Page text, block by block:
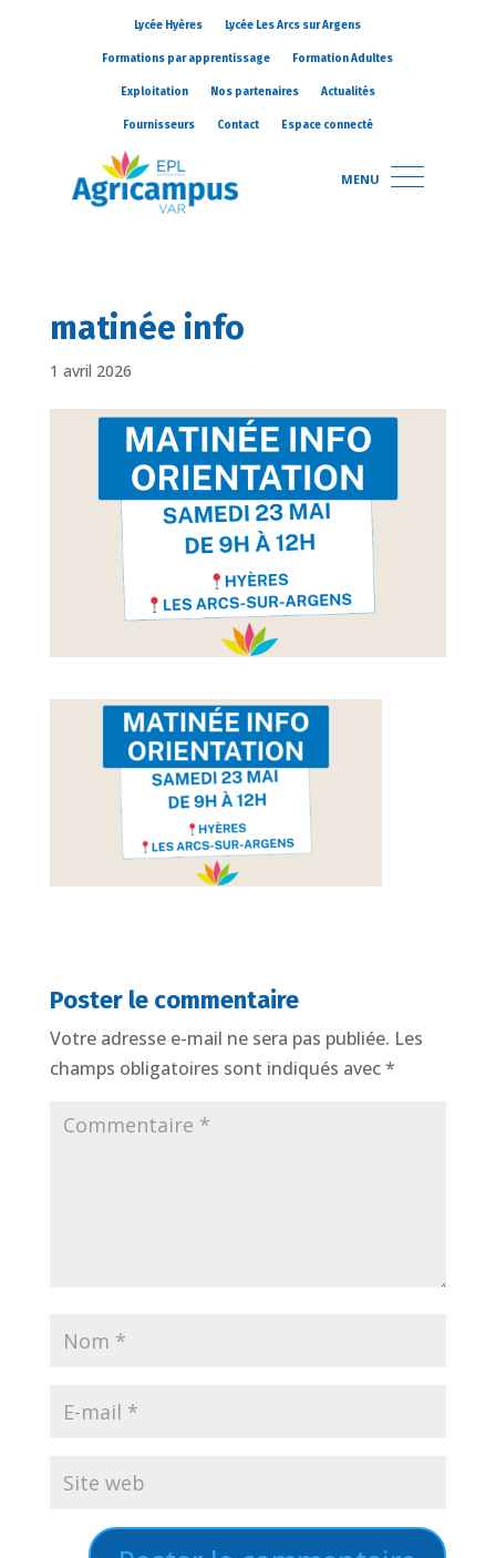
Lycée Hyères Lycée Les Arcs sur Argens
Formations par apprentissage Formation Adultes
Exploitation Nos partenaires Actualités
Fournisseurs Contact Espace connecté
MENU
matinée info
1 avril 2026
Poster le commentaire
Votre adresse e-mail ne sera pas publiée. Les
champs obligatoires sont indiqués avec*